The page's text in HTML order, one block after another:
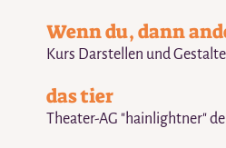
Wenn du, dann
Kurs Darstellen und
das tier
Theater-AG "hainlightner"